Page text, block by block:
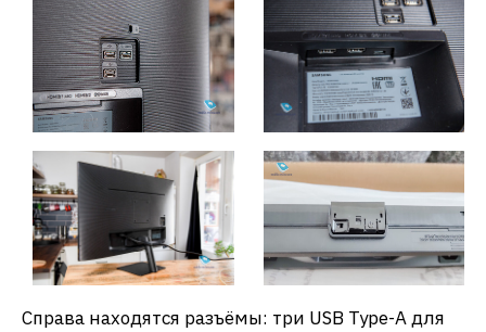
Справа находятся разъёмы: три USB Type-A для